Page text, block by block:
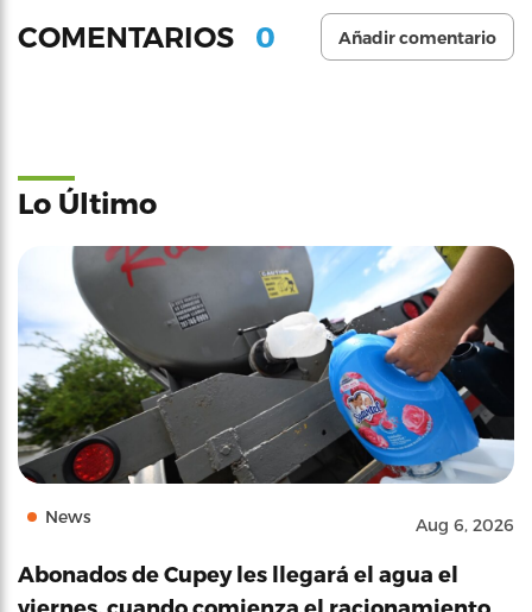
COMENTARIOS 0 Añadir comentario
Lo Último
News Aug 6, 2026
Abonados de Cupey les llegará el agua el
viernes, cuando comienza el racionamiento